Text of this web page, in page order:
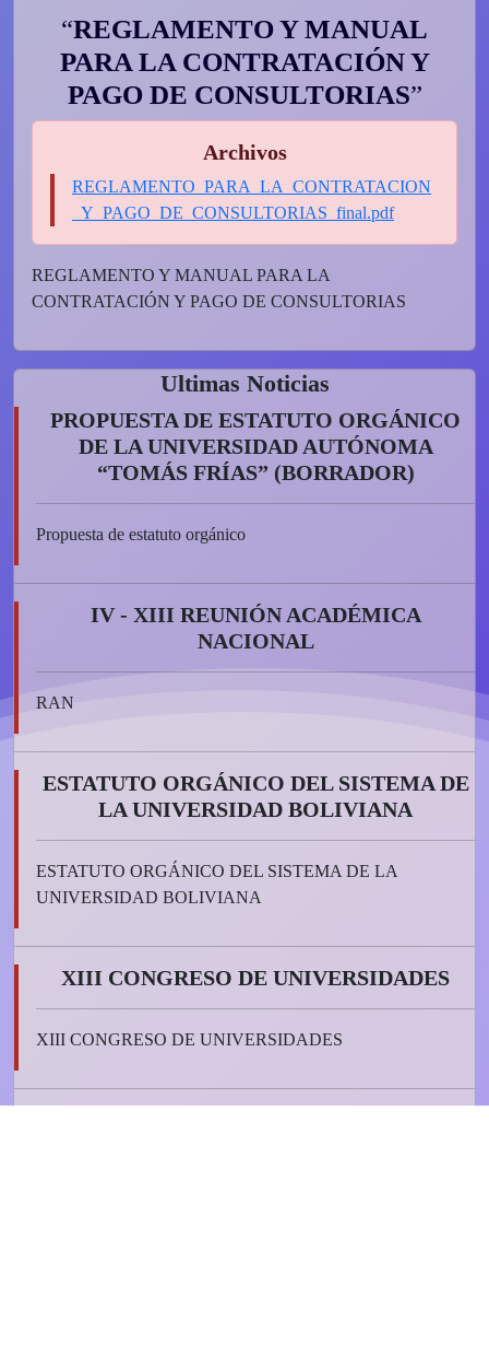
REGLAMENTO Y MANUAL
PARA LA CONTRATACIÓN Y
PAGO DE CONSULTORIAS
Archivos
REGLAMENTO_PARA_LA_CONTRATACION
_Y_PAGO_DE_CONSULTORIAS_final.pdf
REGLAMENTO Y MANUAL PARA LA
CONTRATACIÓN Y PAGO DE CONSULTORIAS
Ultimas Noticias
PROPUESTA DE ESTATUTO ORGÁNICO
DE LA UNIVERSIDAD AUTÓNOMA
“TOMÁS FRÍAS” (BORRADOR)
Propuesta de estatuto orgánico
IV - XIII REUNIÓN ACADÉMICA
NACIONAL
RAN
ESTATUTO ORGÁNICO DEL SISTEMA DE
LA UNIVERSIDAD BOLIVIANA
ESTATUTO ORGÁNICO DEL SISTEMA DE LA
UNIVERSIDAD BOLIVIANA
XIII CONGRESO DE UNIVERSIDADES
XIII CONGRESO DE UNIVERSIDADES